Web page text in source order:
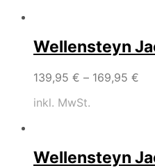
Wellensteyn
139,95 € – 169,95 €
inkl. MwSt.
Wellensteyn